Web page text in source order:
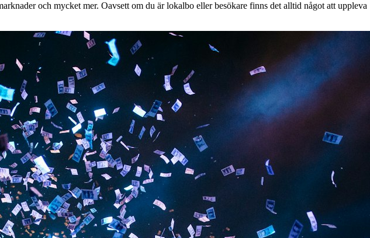
och mycket mer. Oavsett om du är lokalbo eller besökare finns det alltid något att uppleva